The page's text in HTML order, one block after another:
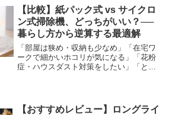
備え、クローゼット収納や押し入れ収納を
効率よく整え...
【比較】紙パック式 vs サイクロ
ン式掃除機、どっちがいい？──
暮らし方から逆算する最適解
「部屋は狭め・収納も少なめ」「在宅ワ
ークで細かいホコリが気になる」「花粉
症・ハウスダスト対策をしたい」「とに
は、ゴミの集め方・手入れ...
【おすすめレビュー】ロングライ